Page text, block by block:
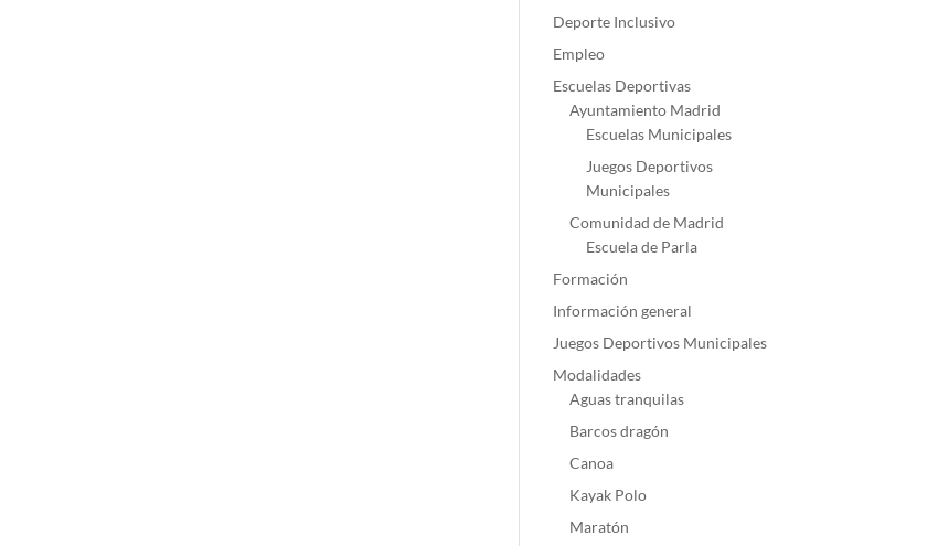
Deporte Inclusivo
Empleo
Escuelas Deportivas
Ayuntamiento Madrid
Escuelas Municipales
Juegos Deportivos
Municipales
Comunidad de Madrid
Escuela de Parla
Formación
Información general
Juegos Deportivos Municipales
Modalidades
Aguas tranquilas
Barcos dragón
Canoa
Kayak Polo
Maratón